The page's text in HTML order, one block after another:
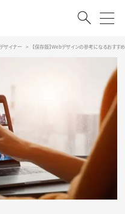
ザイナー 【保存版】Webデザインの参考になるおすす